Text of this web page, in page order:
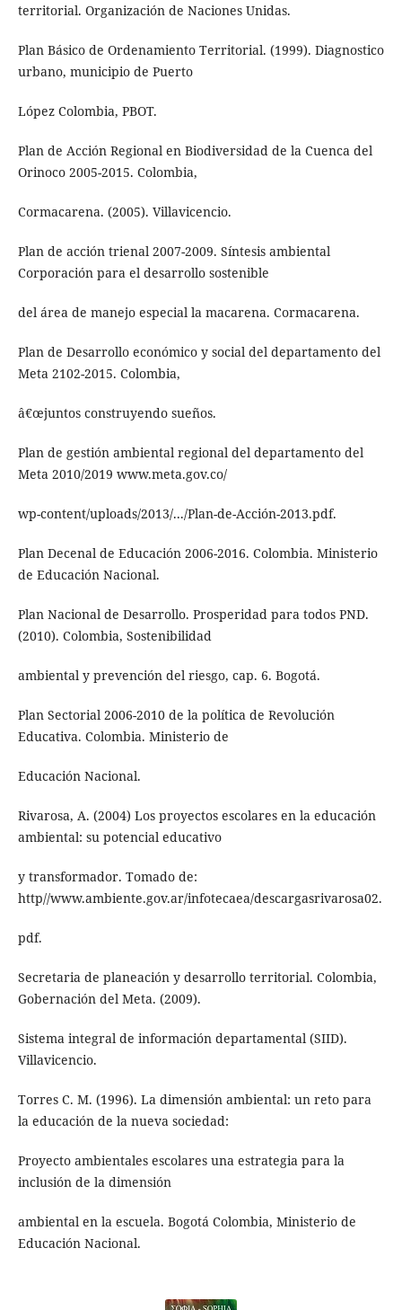
territorial. Organización de Naciones Unidas.
Plan Básico de Ordenamiento Territorial. (1999). Diagnostico
urbano, municipio de Puerto
López Colombia, PBOT.
Plan de Acción Regional en Biodiversidad de la Cuenca del
Orinoco 2005-2015. Colombia,
Cormacarena. (2005). Villavicencio.
Plan de acción trienal 2007-2009. Síntesis ambiental
Corporación para el desarrollo sostenible
del área de manejo especial la macarena. Cormacarena.
Plan de Desarrollo económico y social del departamento del
Meta 2102-2015. Colombia,
â€œjuntos construyendo sueños.
Plan de gestión ambiental regional del departamento del
Meta 2010/2019 www.meta.gov.co/
wp-content/uploads/2013/.../Plan-de-Acción-2013.pdf.
Plan Decenal de Educación 2006-2016. Colombia. Ministerio
de Educación Nacional.
Plan Nacional de Desarrollo. Prosperidad para todos PND.
(2010). Colombia, Sostenibilidad
ambiental y prevención del riesgo, cap. 6. Bogotá.
Plan Sectorial 2006-2010 de la política de Revolución
Educativa. Colombia. Ministerio de
Educación Nacional.
Rivarosa, A. (2004) Los proyectos escolares en la educación
ambiental: su potencial educativo
y transformador. Tomado de:
http//www.ambiente.gov.ar/infotecaea/descargasrivarosa02.
pdf.
Secretaria de planeación y desarrollo territorial. Colombia,
Gobernación del Meta. (2009).
Sistema integral de información departamental (SIID).
Villavicencio.
Torres C. M. (1996). La dimensión ambiental: un reto para
la educación de la nueva sociedad:
Proyecto ambientales escolares una estrategia para la
inclusión de la dimensión
ambiental en la escuela. Bogotá Colombia, Ministerio de
Educación Nacional.